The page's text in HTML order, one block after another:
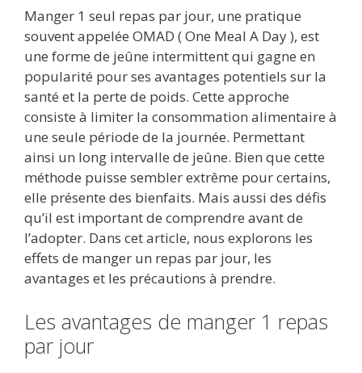
Manger 1 seul repas par jour, une pratique
souvent appelée OMAD ( One Meal A Day ), est
une forme de jeûne intermittent qui gagne en
popularité pour ses avantages potentiels sur la
santé et la perte de poids. Cette approche
consiste à limiter la consommation alimentaire à
une seule période de la journée. Permettant
ainsi un long intervalle de jeûne. Bien que cette
méthode puisse sembler extrême pour certains,
elle présente des bienfaits. Mais aussi des défis
qu’il est important de comprendre avant de
l’adopter. Dans cet article, nous explorons les
effets de manger un repas par jour, les
avantages et les précautions à prendre.
Les avantages de manger 1 repas
par jour